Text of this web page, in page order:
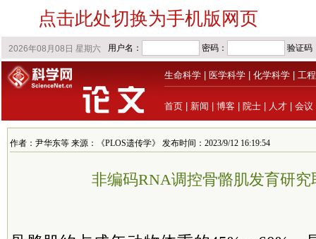
点击此处切换为手机版网页
生命科学 医学科学 化学科学 工
首页 新闻 博客 院士 人才 会议
作者：尹华东等 来源：《PLOS遗传学》 发布时间：2023/9/12 16:19:54
非编码RNA调控骨骼肌发育研究